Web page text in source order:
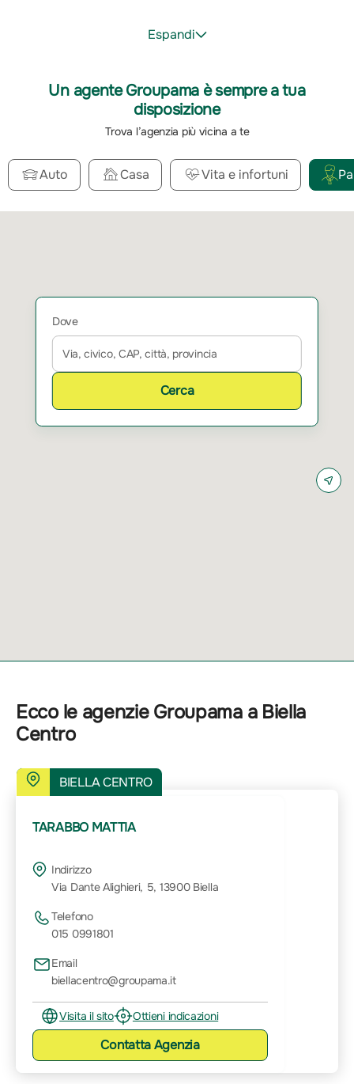
Espandi
Un agente Groupama è sempre a tua
disposizione
Trova l’agenzia più vicina a te
Auto Casa Vita e infortuni
Dove
Cerca
Ecco le agenzie Groupama a Biella
Centro
BIELLA CENTRO
TARABBO MATTIA
Indirizzo
Via Dante Alighieri, 5, 13900 Biella
Telefono
015 0991801
Email
biellacentro@groupama.it
Visita il sito Ottieni indicazioni
ContattaAgenzia